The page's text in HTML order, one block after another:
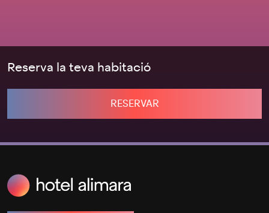
Reserva la teva habitació
RESERVAR